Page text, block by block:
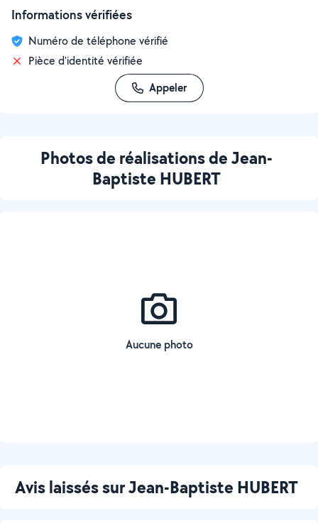
Informations vérifiées
Numéro de téléphone vérifié
Pièce d'identité vérifiée
Appeler
Photos de réalisations de Jean-
Baptiste HUBERT
Aucune photo
Avis laissés sur Jean-Baptiste HUBERT